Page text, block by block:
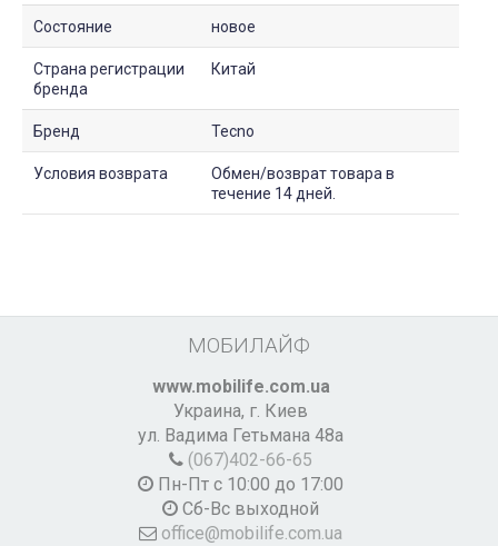
Состояние новое
Страна регистрации
бренда
Китай
Бренд Tecno
Условия возврата
Обмен/возврат товара в
течение 14 дней.
МОБИЛАЙФ
www.mobilife.com.ua
Украина, г. Киев
ул. Вадима Гетьмана 48а
(067)402-66-65
Пн-Пт с 10:00 до 17:00
Сб-Вс выходной
office@mobilife.com.ua